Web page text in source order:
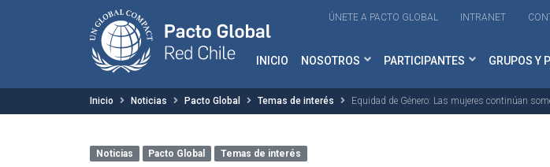
ÚNETE A PACTO GLOBAL INTRANET
INICIO NOSOTROS PARTICIPANTES GRUPOS Y
Inicio Noticias Pacto Global Temas de interés Equidad de Género: Las mujeres continúan
Noticias Pacto Global Temas de interés